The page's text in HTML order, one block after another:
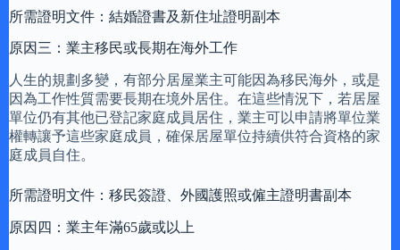
所需證明文件：結婚證書及新住址證明副本
原因三：業主移民或長期在海外工作
人生的規劃多變，有部分居屋業主可能因為移民海外，或是
因為工作性質需要長期在境外居住。在這些情況下，若居屋
單位仍有其他已登記家庭成員居住，業主可以申請將單位業
權轉讓予這些家庭成員，確保居屋單位持續供符合資格的家
庭成員自住。
所需證明文件：移民簽證、外國護照或僱主證明書副本
原因四：業主年滿65歲或以上